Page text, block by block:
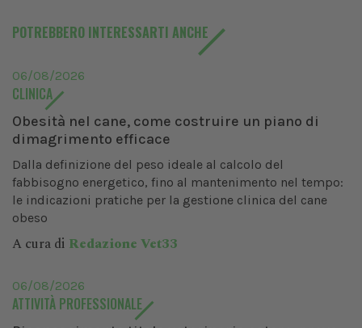
POTREBBERO INTERESSARTI ANCHE
06/08/2026
CLINICA
Obesità nel cane, come costruire un piano di
dimagrimento efficace
Dalla definizione del peso ideale al calcolo del
fabbisogno energetico, fino al mantenimento nel tempo:
le indicazioni pratiche per la gestione clinica del cane
obeso
A cura di Redazione Vet33
06/08/2026
ATTIVITÀ PROFESSIONALE